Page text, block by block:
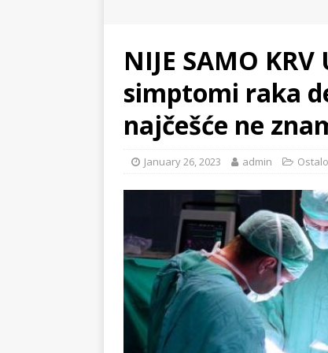
NIJE SAMO
simptomi raka
najčešće ne
January 26, 2023 admin Ostalo